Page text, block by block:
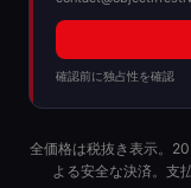
確認前に独占性を確認
全価格は税抜き表示。
よる安全な決済。支